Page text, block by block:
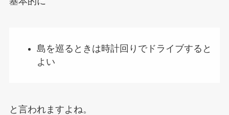
島を巡るときは時計回りでドライブすると
よい
と言われますよね。